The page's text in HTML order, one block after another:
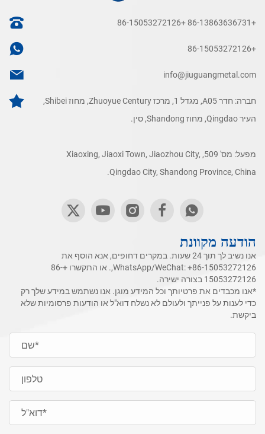
+86-13863636731
+86-15053272126
+86-15053272126
info@jiuguangmetal.com
חברה: חדר A05, מגדל 1, מרכז Zhuoyue Century, מחוז Shibei,
העיר Qingdao, מחוז Shandong, סין.
מפעל: מס' 509, Xiaoxing, Jiaoxi Town, Jiaozhou City,
Qingdao City, Shandong Province, China.
הודעה מקוונת
אנו נשיב לך תוך 24 שעות. במקרים דחופים, אנא הוסף את
WhatsApp/WeChat:+86-15053272126 ,. או התקשרו
+86-
15053272126 בצורה ישירה.
*אנו מכבדים את פרטיותך וכל המידע מוגן. אנו נשתמש במידע שלך רק
כדי לענות על פנייתך ולעולם לא נשלח דוא"ל או הודעות פרסומיות שלא
ביקשת.